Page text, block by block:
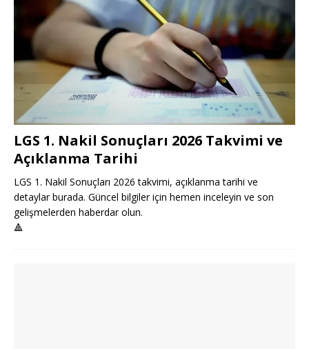
LGS 1. Nakil Sonuçları 2026 Takvimi ve
Açıklanma Tarihi
LGS 1. Nakil Sonuçları 2026 takvimi, açıklanma tarihi ve
detaylar burada. Güncel bilgiler için hemen inceleyin ve son
gelişmelerden haberdar olun.
🔺